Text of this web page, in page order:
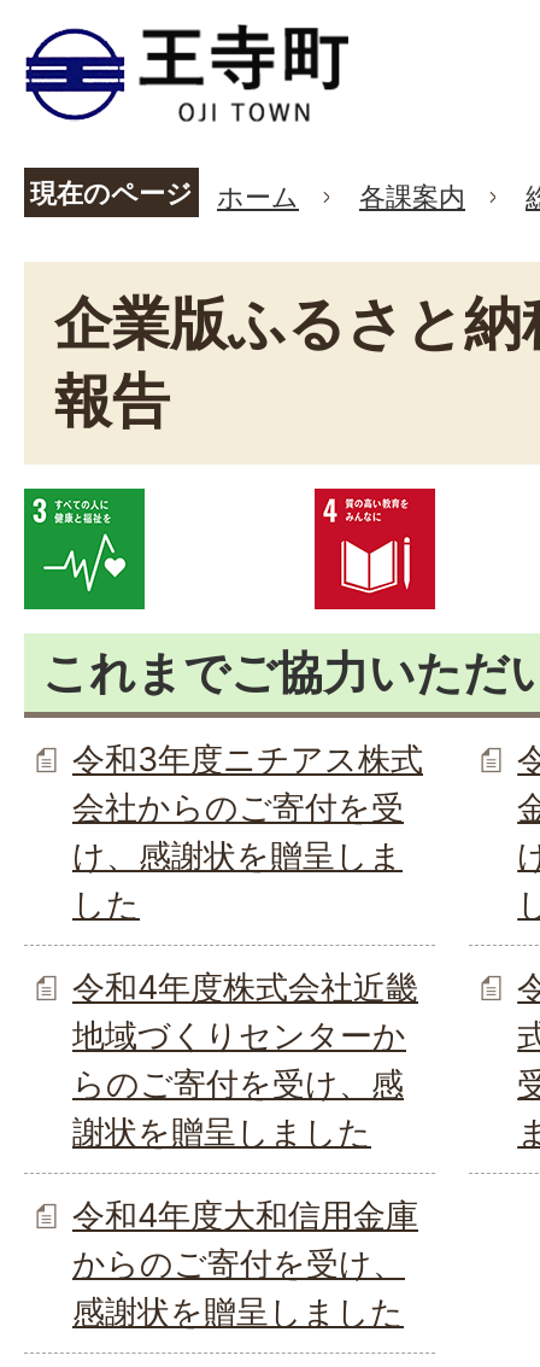
現在のページ ホーム 各課案内
企業版ふるさと
報告
これまでご協力いただ
令和3年度ニチアス株式
会社からのご寄付を受
け、感謝状を贈呈しま
した
令和4年度株式会社近畿
地域づくりセンターか
らのご寄付を受け、感
謝状を贈呈しました
令和4年度大和信用金庫
からのご寄付を受け、
感謝状を贈呈しました